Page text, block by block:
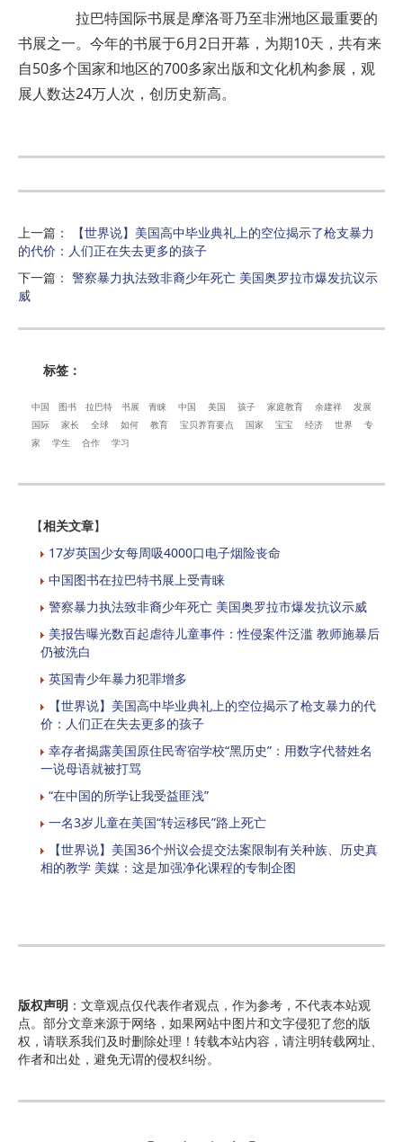
拉巴特国际书展是摩洛哥乃至非洲地区最重要的
书展之一。今年的书展于6月2日开幕，为期10天，共有来
自50多个国家和地区的700多家出版和文化机构参展，观
展人数达24万人次，创历史新高。
上一篇 ：
【世界说】美国高中毕业典礼上的空位揭示了枪支暴力
的代价：人们正在失去更多的孩子
下一篇 ： 警察暴力执法致非裔少年死亡 美国奥罗拉市爆发抗议示
威
标签：
中国 图书 拉巴特 书展 青睐 中国 美国 孩子 家庭教育 余建祥
发展
国际
家长 全球 如何 教育 宝贝养育要点 国家 宝宝 经济 世界
专
家
学生 合作 学习
【相关文章】
17岁英国少女每周吸4000口电子烟险丧命
中国图书在拉巴特书展上受青睐
警察暴力执法致非裔少年死亡 美国奥罗拉市爆发抗议示威
美报告曝光数百起虐待儿童事件：性侵案件泛滥 教师施暴后
仍被洗白
英国青少年暴力犯罪增多
【世界说】美国高中毕业典礼上的空位揭示了枪支暴力的代
价：人们正在失去更多的孩子
幸存者揭露美国原住民寄宿学校“黑历史”：用数字代替姓名
一说母语就被打骂
“在中国的所学让我受益匪浅”
一名3岁儿童在美国“转运移民”路上死亡
【世界说】美国36个州议会提交法案限制有关种族、历史真
相的教学 美媒：这是加强净化课程的专制企图
版权声明 ：文章观点仅代表作者观点，作为参考，不代表本站观
点。部分文章来源于网络，如果网站中图片和文字侵犯了您的版
权，请联系我们及时删除处理！转载本站内容，请注明转载网址、
作者和出处，避免无谓的侵权纠纷。